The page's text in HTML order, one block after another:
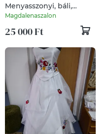
Menyasszonyi, báli,
alkalmi, szalagavatós
ruha.
Magdalenaszalon
25 000 Ft